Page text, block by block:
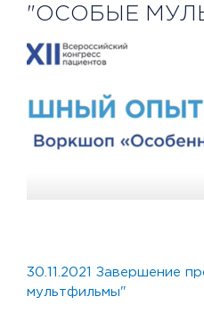
"ОСОБЫЕ
30.11.2021 Завершение
мультфильмы"